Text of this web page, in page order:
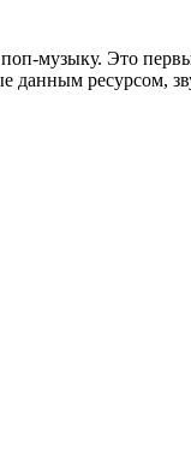
музыку. Это
ресурсом,